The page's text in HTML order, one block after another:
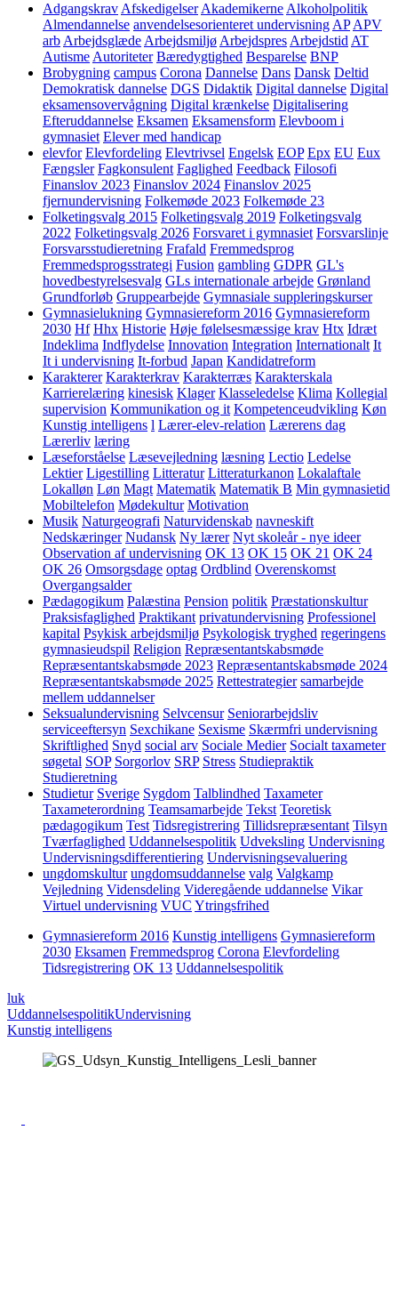
Adgangskrav Afskedigelser Akademikerne Alkoholpolitik
Almendannelse anvendelsesorienteret undervisning AP APV
arb Arbejdsglæde Arbejdsmiljø Arbejdspres Arbejdstid AT
Autisme Autoriteter Bæredygtighed Besparelse BNP
Brobygning campus Corona Dannelse Dans Dansk Deltid
Demokratisk dannelse DGS Didaktik Digital dannelse Digital
eksamensovervågning Digital krænkelse Digitalisering
Efteruddannelse Eksamen Eksamensform Elevboom i
gymnasiet Elever med handicap
elevfor Elevfordeling Elevtrivsel Engelsk EOP Epx EU Eux
Fængsler Fagkonsulent Faglighed Feedback Filosofi
Finanslov 2023 Finanslov 2024 Finanslov 2025
fjernundervisning Folkemøde 2023 Folkemøde 23
Folketingsvalg 2015 Folketingsvalg 2019 Folketingsvalg
2022 Folketingsvalg 2026 Forsvaret i gymnasiet Forsvarslinje
Forsvarsstudieretning Frafald Fremmedsprog
Fremmedsprogsstrategi Fusion gambling GDPR GL's
hovedbestyrelsesvalg GLs internationale arbejde Grønland
Grundforløb Gruppearbejde Gymnasiale suppleringskurser
Gymnasielukning Gymnasiereform 2016 Gymnasiereform
2030 Hf Hhx Historie Høje følelsesmæssige krav Htx Idræt
Indeklima Indflydelse Innovation Integration Internationalt It
It i undervisning It-forbud Japan Kandidatreform
Karakterer Karakterkrav Karakterræs Karakterskala
Karrierelæring kinesisk Klager Klasseledelse Klima Kollegial
supervision Kommunikation og it Kompetenceudvikling Køn
Kunstig intelligens l Lærer-elev-relation Lærerens dag
Lærerliv læring
Læseforståelse Læsevejledning læsning Lectio Ledelse
Lektier Ligestilling Litteratur Litteraturkanon Lokalaftale
Lokalløn Løn Magt Matematik Matematik B Min gymnasietid
Mobiltelefon Mødekultur Motivation
Musik Naturgeografi Naturvidenskab navneskift
Nedskæringer Nudansk Ny lærer Nyt skoleår - nye ideer
Observation af undervisning OK 13 OK 15 OK 21 OK 24
OK 26 Omsorgsdage optag Ordblind Overenskomst
Overgangsalder
Pædagogikum Palæstina Pension politik Præstationskultur
Praksisfaglighed Praktikant privatundervisning Professionel
kapital Psykisk arbejdsmiljø Psykologisk tryghed regeringens
gymnasieudspil Religion Repræsentantskabsmøde
Repræsentantskabsmøde 2023 Repræsentantskabsmøde 2024
Repræsentantskabsmøde 2025 Rettestrategier samarbejde
mellem uddannelser
Seksualundervisning Selvcensur Seniorarbejdsliv
serviceeftersyn Sexchikane Sexisme Skærmfri undervisning
Skriftlighed Snyd social arv Sociale Medier Socialt taxameter
søgetal SOP Sorgorlov SRP Stress Studiepraktik
Studieretning
Studietur Sverige Sygdom Talblindhed Taxameter
Taxameterordning Teamsamarbejde Tekst Teoretisk
pædagogikum Test Tidsregistrering Tillidsrepræsentant Tilsyn
Tværfaglighed Uddannelsespolitik Udveksling Undervisning
Undervisningsdifferentiering Undervisningsevaluering
ungdomskultur ungdomsuddannelse valg Valgkamp
Vejledning Vidensdeling Videregående uddannelse Vikar
Virtuel undervisning VUC Ytringsfrihed
Gymnasiereform 2016 Kunstig intelligens Gymnasiereform
2030 Eksamen Fremmedsprog Corona Elevfordeling
Tidsregistrering OK 13 Uddannelsespolitik
luk
UddannelsespolitikUndervisning
Kunstig intelligens